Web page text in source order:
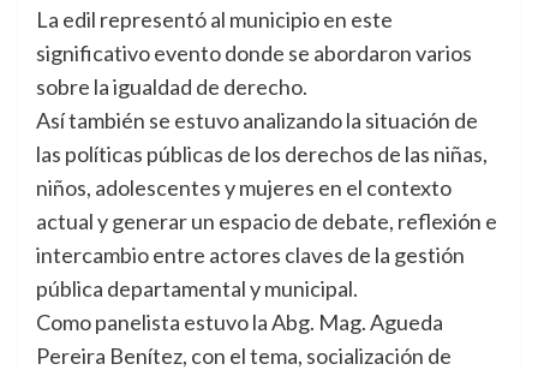
La edil representó al municipio en este
significativo evento donde se abordaron varios
sobre la igualdad de derecho.
Así también se estuvo analizando la situación de
las políticas públicas de los derechos de las niñas,
niños, adolescentes y mujeres en el contexto
actual y generar un espacio de debate, reflexión e
intercambio entre actores claves de la gestión
pública departamental y municipal.
Como panelista estuvo la Abg. Mag. Agueda
Pereira Benítez, con el tema, socialización de